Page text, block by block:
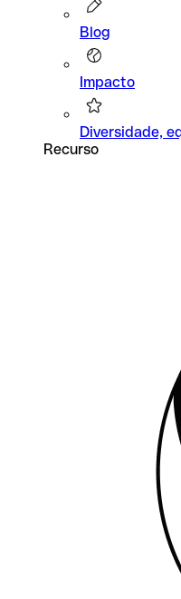
Blog
Impacto
Diversidade,
Recurso